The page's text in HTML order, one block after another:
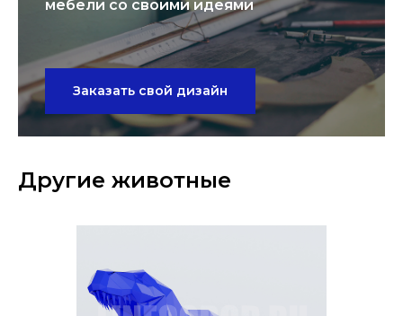
мебели со своими идеями
Заказать свой дизайн
Другие животные